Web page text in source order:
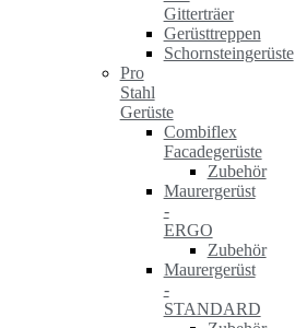
Gitterträer
Gerüsttreppen
Schornsteingerüste
Pro
Stahl
Gerüste
Combiflex
Facadegerüste
Zubehör
Maurergerüst
-
ERGO
Zubehör
Maurergerüst
-
STANDARD